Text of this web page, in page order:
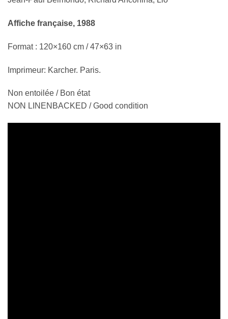
Affiche française, 1988
Format : 120×160 cm / 47×63 in
Imprimeur: Karcher. Paris.
Non entoilée / Bon état
NON LINENBACKED / Good condition